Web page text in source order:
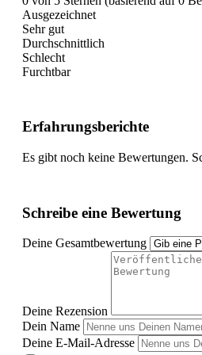
Ausgezeichnet
Sehr gut
Durchschnittlich
Schlecht
Furchtbar
Erfahrungsberichte
Es gibt noch keine Bewertungen.
Schreibe eine Bewertung
Deine Gesamtbewertung
Deine Rezension
Dein Name
Deine E-Mail-Adresse